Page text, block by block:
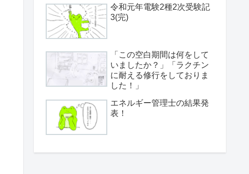
令和元年電験2種2次受験記
3(完)
「この空白期間は何をして
いましたか？」「ラクチン
に耐える修行をしておりま
した！」
エネルギー管理士の結果発
表！